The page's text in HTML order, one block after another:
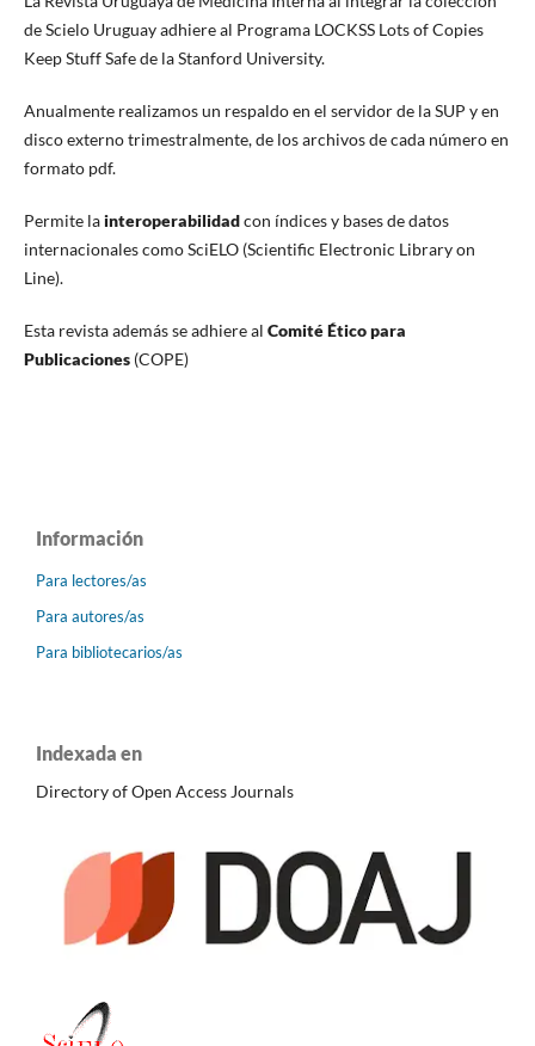
de Scielo Uruguay adhiere al Programa LOCKSS Lots of Copies
Keep Stuff Safe de la Stanford University.
Anualmente realizamos un respaldo en el servidor de la SUP y en
disco externo trimestralmente, de los archivos de cada número en
formato pdf.
Permite lainteroperabilidadcon índices y bases de datos
internacionales como SciELO (Scientific Electronic Library on
Line).
Esta revista además se adhiere al Comité Ético para
Publicaciones(COPE)
Información
Para lectores/as
Para autores/as
Para bibliotecarios/as
Indexada en
Directory of Open Access Journals